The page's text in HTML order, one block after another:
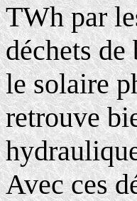
TWh par
déchets
le solaire
retrouve
Avec ces